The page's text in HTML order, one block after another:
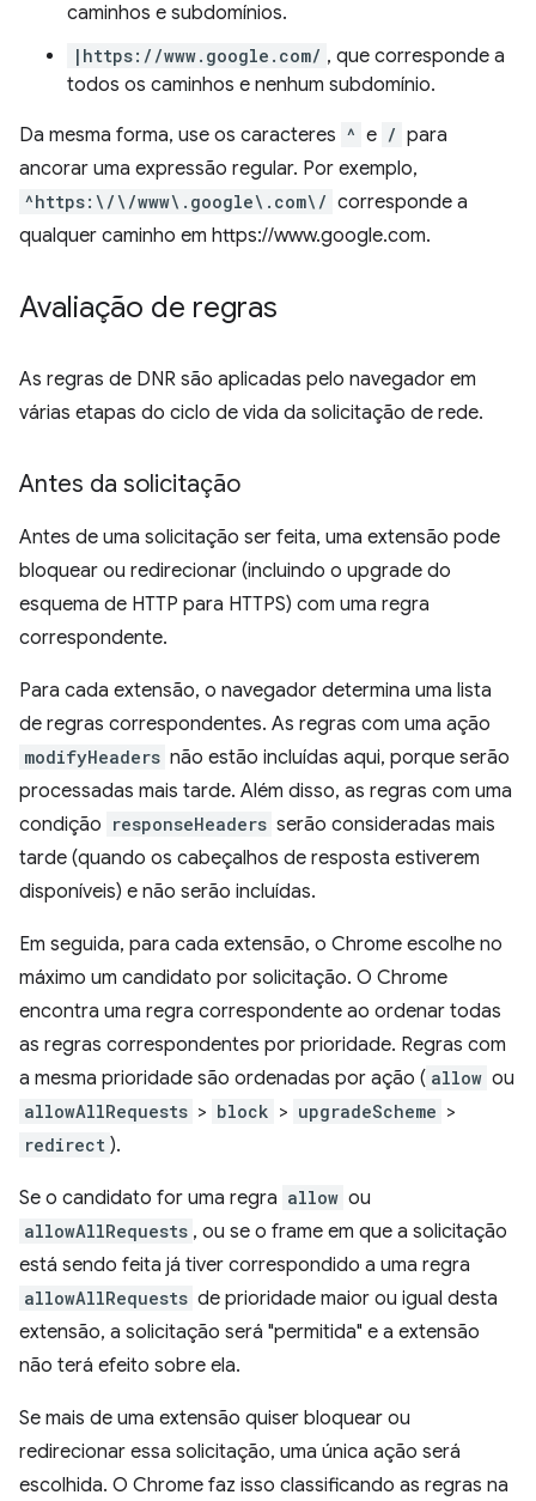
caminhos e subdomínios.
|https://www.google.com/ , que corresponde a
todos os caminhos e nenhum subdomínio.
Da mesma forma, use os caracteres ^ e / para
ancorar uma expressão regular. Por exemplo,
^https:\/\/www\.google\.com\/ corresponde a
qualquer caminho em https://www.google.com.
Avaliação de regras
As regras de DNR são aplicadas pelo navegador em
várias etapas do ciclo de vida da solicitação de rede.
Antes da solicitação
Antes de uma solicitação ser feita, uma extensão pode
bloquear ou redirecionar (incluindo o upgrade do
esquema de HTTP para HTTPS) com uma regra
correspondente.
Para cada extensão, o navegador determina uma lista
de regras correspondentes. As regras com uma ação
modifyHeaders não estão incluídas aqui, porque serão
processadas mais tarde. Além disso, as regras com uma
condição responseHeaders serão consideradas mais
tarde (quando os cabeçalhos de resposta estiverem
disponíveis) e não serão incluídas.
Em seguida, para cada extensão, o Chrome escolhe no
máximo um candidato por solicitação. O Chrome
encontra uma regra correspondente ao ordenar todas
as regras correspondentes por prioridade. Regras com
a mesma prioridade são ordenadas por ação ( allow ou
allowAllRequests > block > upgradeScheme >
redirect ).
Se o candidato for uma regra allow ou
allowAllRequests , ou se o frame em que a solicitação
está sendo feita já tiver correspondido a uma regra
allowAllRequests de prioridade maior ou igual desta
extensão, a solicitação será "permitida" e a extensão
não terá efeito sobre ela.
Se mais de uma extensão quiser bloquear ou
redirecionar essa solicitação, uma única ação será
escolhida. O Chrome faz isso classificando as regras na